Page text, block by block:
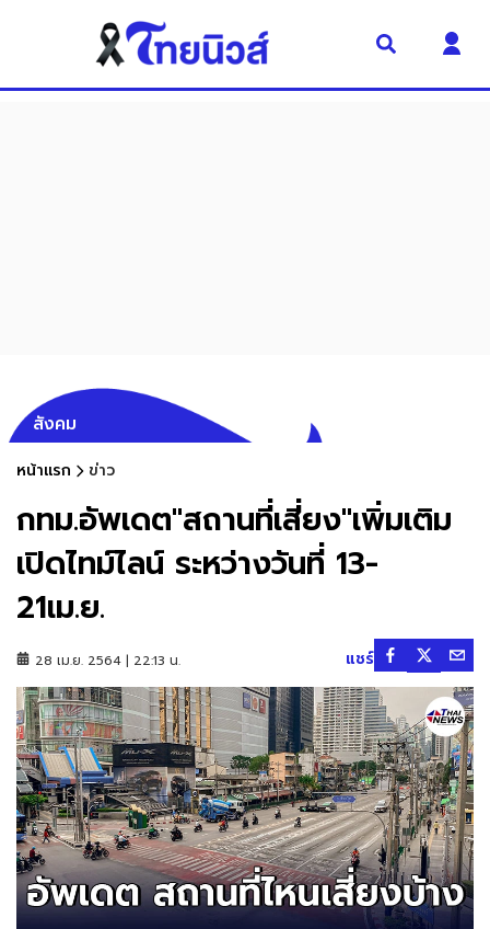
สังคม
หน้าแรก ข่าว
กทม.อัพเดต"สถานที่เสี่ยง"เพิ่มเติม
เปิดไทม์ไลน์ ระหว่างวันที่ 13-
21เม.ย.
28 เม.ย. 2564 | 22:13 น. แชร์